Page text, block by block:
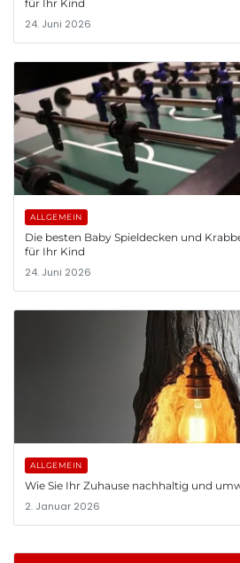
für Ihr Kind
24. Juni 2026
ALLGEMEIN
Die besten Baby Spieldecken und
für Ihr Kind
24. Juni 2026
ALLGEMEIN
Wie Sie Ihr Zuhause nachhaltig und
2. Januar 2026